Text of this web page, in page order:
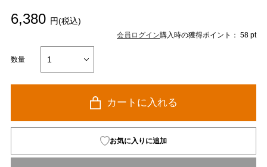
6,380 円(税込)
会員ログイン購入時の獲得ポイント： 58 pt
数量
カートに入れる
お気に入りに追加